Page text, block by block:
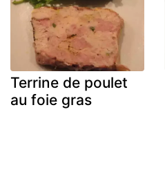
Terrine de poulet
au foie gras